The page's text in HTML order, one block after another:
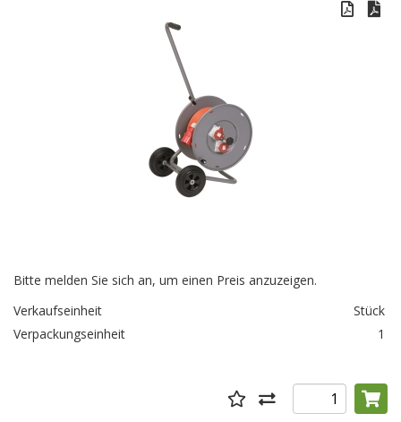
 
Bitte melden Sie sich an, um einen Preis anzuzeigen.
Verkaufseinheit
Stück
Verpackungseinheit
1